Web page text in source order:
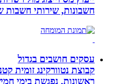
חשבונות, שירותי חשבות שכר.
עסקים חושבים בגדול
קבוצת נטוורקינג זומית קטנה
ראשונות. נפגשת בימי חמישי